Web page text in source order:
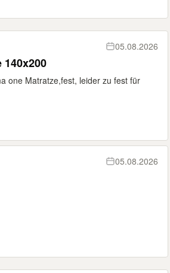
05.08.2026
140x200
one Matratze,fest, leider zu fest für
05.08.2026